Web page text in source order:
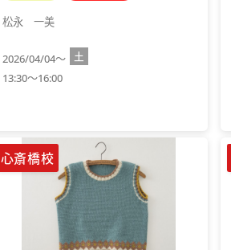
松永 一美
2026/04/04～
土
13:30～16:00
心斎橋校